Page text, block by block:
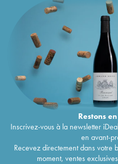
Restons en
Inscrivez-vous à la newsletter
en avant-
Recevez directement dans votre
moment, ventes